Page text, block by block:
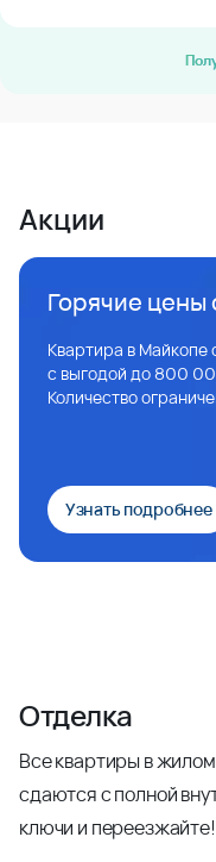
Акции
Горячие цены
Квартира в Майкопе
с выгодой до 800
Количество
Узнать подробнее
Отделка
Все квартиры в
сдаются с полной
ключи и переезжайте!